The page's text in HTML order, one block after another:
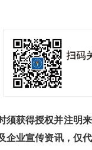
获得授权并注明来
业宣传资讯，仅